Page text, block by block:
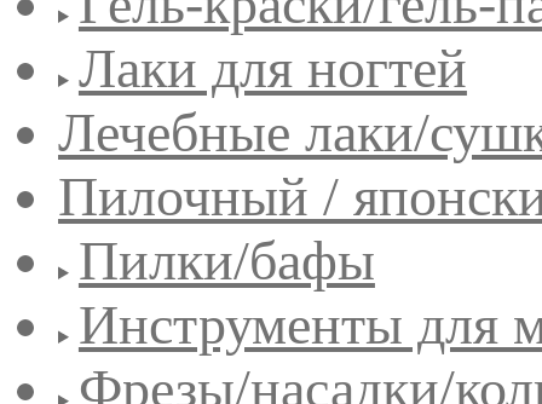
Лаки для ногтей
Лечебные лаки/
Пилочный /
Пилки/бафы
Инструменты для
Фрезы/насадки/